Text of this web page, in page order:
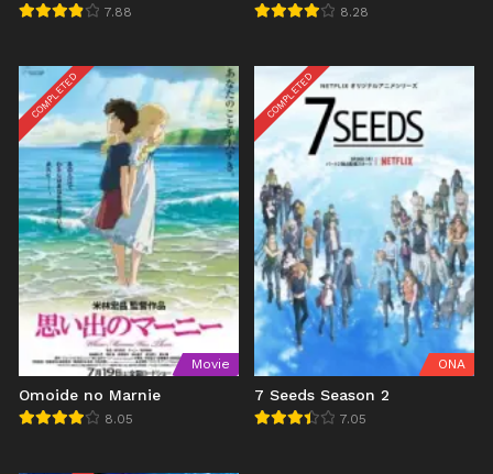
7.88 8.28
COMPLETED
Movie
Omoide no Marnie
8.05
COMPLETED
ONA
7 Seeds Season 2
7.05